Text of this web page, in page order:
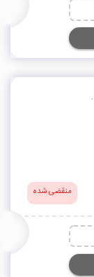
منقضی شده